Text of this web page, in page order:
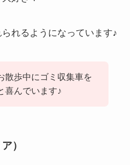
れるようになっています♪
散歩中にゴミ収集車を
喜んでいます♪
）